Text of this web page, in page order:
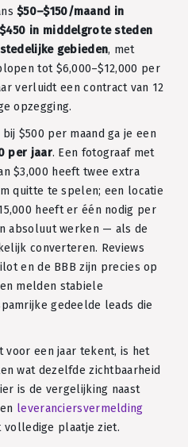
$50–$150/maand in
in middelgrote steden
gebieden, met
tot $6,000–$12,000 per
verluidt een contract van 12
opzegging.
$500 per maand ga je een
per jaar. Een fotograaf met
$3,000 heeft twee extra
quitte te spelen; een locatie
heeft er één nodig per
absoluut werken — als de
converteren. Reviews
en de BBB zijn precies op
melden stabiele
gedeelde leads die
voor een jaar tekent, is het
wat dezelfde zichtbaarheid
is de vergelijking naast
leveranciersvermelding
volledige plaatje ziet.